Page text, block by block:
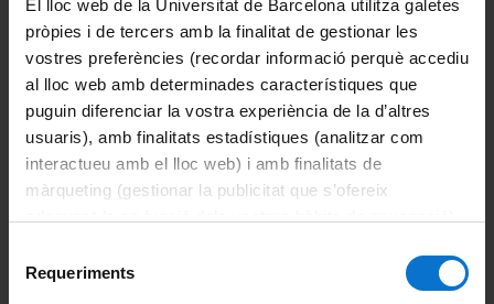
El lloc web de la Universitat de Barcelona utilitza galetes
pròpies i de tercers amb la finalitat de gestionar les
vostres preferències (recordar informació perquè accediu
al lloc web amb determinades característiques que
puguin diferenciar la vostra experiència de la d’altres
usuaris), amb finalitats estadístiques (analitzar com
interactueu amb el lloc web) i amb finalitats de
màrqueting (gestionar la publicitat que s’ofereix
consultar laPolítica de galetes del lloc web de la
Requeriments
Matrícula
Modificació de la matrícula
Anul·lació total de la matrícula
Accedir a SocUB/Espai personal
Sol·licitud de certificat acadèmic/expedient